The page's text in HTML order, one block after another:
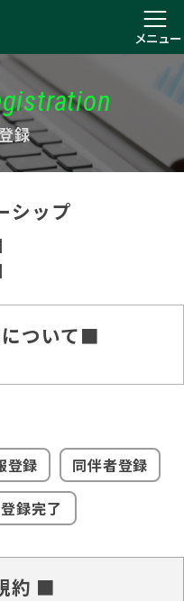
メニュー
録
シップ
ついて■
登録
同伴者登録
登録完了
約 ■